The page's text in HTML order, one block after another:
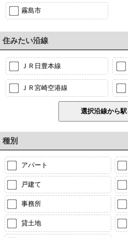
霧島市
住みたい沿線
ＪＲ日豊本線
ＪＲ宮崎空港線
種別
アパート
戸建て
事務所
貸土地